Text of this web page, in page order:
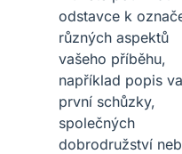
odstavce k
různých aspektů
vašeho příběhu,
například popis
první schůzky,
společných
dobrodružství